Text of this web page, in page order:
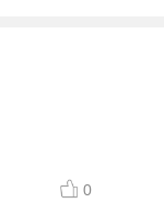
0